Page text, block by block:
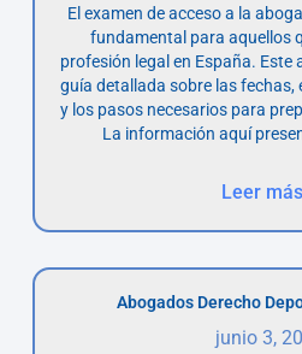
El examen de acceso a la
fundamental para aquellos
profesión legal en España.
guía detallada sobre las fechas,
y los pasos necesarios para
La información aquí
Leer
Abogados Derecho
junio 3,